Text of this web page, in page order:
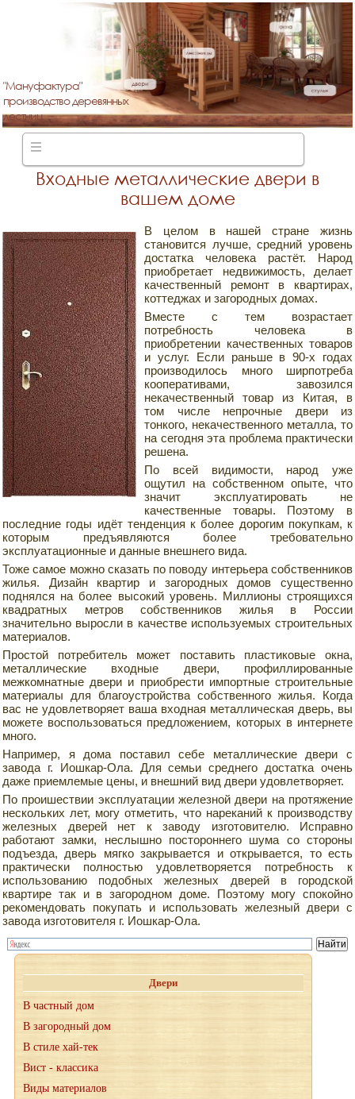
"Мануфактура"
производство деревянных
лестниц
Входные металлические двери в
вашем доме
В целом в нашей стране жизнь
становится лучше, средний уровень
достатка человека растёт. Народ
приобретает недвижимость, делает
качественный ремонт в квартирах,
коттеджах и загородных домах.
Вместе с тем возрастает
потребность человека в
приобретении качественных товаров
и услуг. Если раньше в 90-х годах
производилось много ширпотреба
кооперативами, завозился
некачественный товар из Китая, в
том числе непрочные двери из
тонкого, некачественного металла, то
на сегодня эта проблема практически
решена.
По всей видимости, народ уже
ощутил на собственном опыте, что
значит эксплуатировать не
качественные товары. Поэтому в
последние годы идёт тенденция к более дорогим покупкам, к
которым предъявляются более требовательно
эксплуатационные и данные внешнего вида.
Тоже самое можно сказать по поводу интерьера собственников
жилья. Дизайн квартир и загородных домов существенно
поднялся на более высокий уровень. Миллионы строящихся
квадратных метров собственников жилья в России
значительно выросли в качестве используемых строительных
материалов.
Простой потребитель может поставить пластиковые окна,
металлические входные двери, профиллированные
межкомнатные двери и приобрести импортные строительные
материалы для благоустройства собственного жилья. Когда
вас не удовлетворяет ваша входная металлическая дверь, вы
можете воспользоваться предложением, которых в интернете
много.
Например, я дома поставил себе металлические двери с
завода г. Иошкар-Ола. Для семьи среднего достатка очень
даже приемлемые цены, и внешний вид двери удовлетворяет.
По проишествии эксплуатации железной двери на протяжение
нескольких лет, могу отметить, что нареканий к производству
железных дверей нет к заводу изготовителю. Исправно
работают замки, неслышно постороннего шума со стороны
подъезда, дверь мягко закрывается и открывается, то есть
практически полностью удовлетворяется потребность к
использованию подобных железных дверей в городской
квартире так и в загородном доме. Поэтому могу спокойно
рекомендовать покупать и использовать железный двери с
завода изготовителя г. Иошкар-Ола.
Двери
В частный дом
В загородный дом
В стиле хай-тек
Вист - классика
Виды материалов